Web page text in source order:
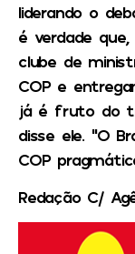
liderando o
é verdade
clube de
COP e
já é fruto do
disse ele. “O
COP
Redação C/